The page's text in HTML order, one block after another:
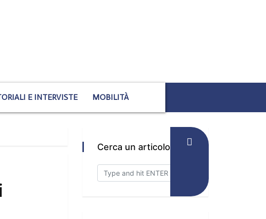
E INTERVISTE MOBILITÀ
Cerca un articolo